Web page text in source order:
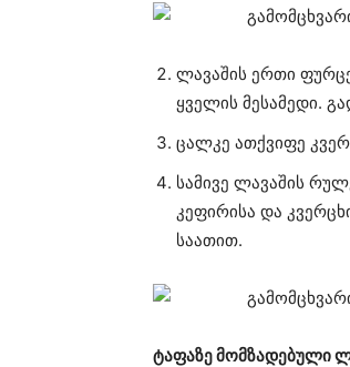
ლავაშის ერთი
ყველის მესამედი.
ცალკე ათქვიფე
სამივე ლავაშის
კეფირისა და
საათით.
ტაფაზე მომზადებული